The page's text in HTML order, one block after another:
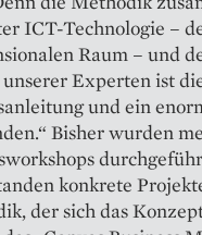
ICT-Technologie –
Raum – und
unserer Experten ist
und ein
Bisher wurden
konkrete
der sich das